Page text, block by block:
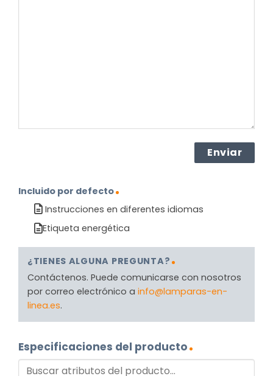
Incluido por defecto
Instrucciones en diferentes idiomas
Etiqueta energética
¿TIENES ALGUNA PREGUNTA?
Contáctenos. Puede comunicarse con nosotros
por correo electrónico a info@lamparas-en-
linea.es.
Especificaciones del producto